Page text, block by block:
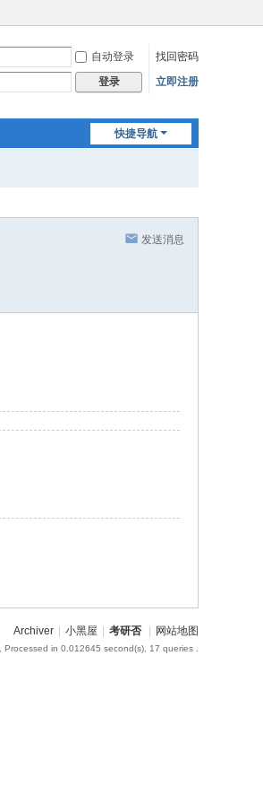
自动登录
找回密码
登录 立即注册
快捷导航
发送消息
Archiver 小黑屋 考研否 网站地图
, Processed in 0.012645 second(s), 17 queries .